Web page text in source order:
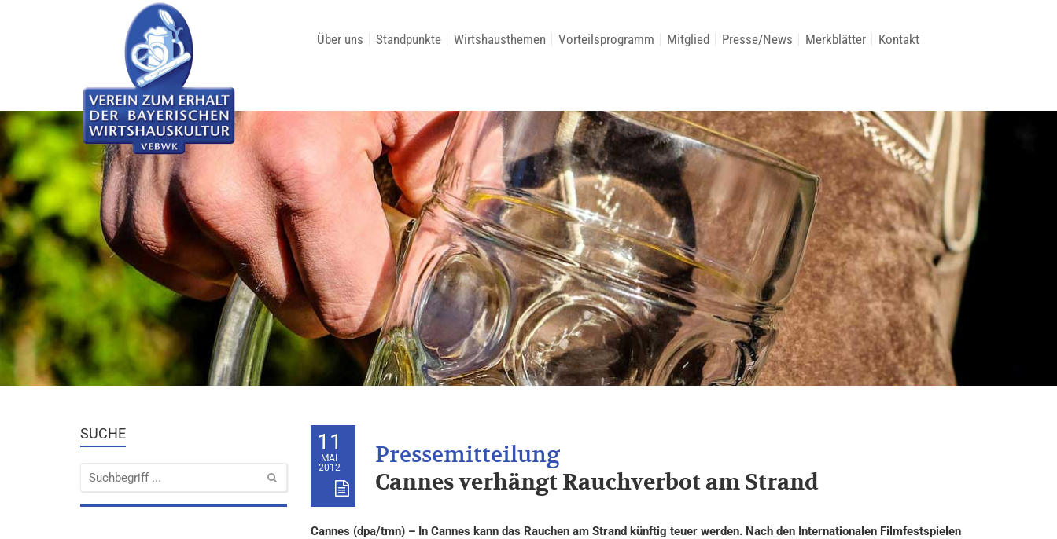
Über uns Standpunkte Wirtshausthemen Vorteilsprogramm Mitglied Presse/News Merkblätter Kontakt
SUCHE 11
MAI
2012
Cannes verhängt Rauchverbot am Strand
Cannes (dpa/tmn) – In Cannes kann das Rauchen am Strand künftig teuer werden. Nach den Internationalen Filmfestspielen